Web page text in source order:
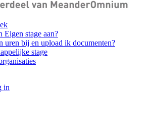
stage aan?
uren bij en upload ik documenten?
stage
in